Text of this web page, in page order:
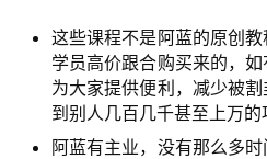
这些课程不是阿蓝的原创
学员高价跟合购买来的，
为大家提供便利，减少被
到别人几百几千甚至上万的
阿蓝有主业，没有那么多